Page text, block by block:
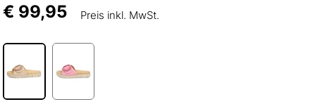
€ 99,95 Preis inkl. MwSt.